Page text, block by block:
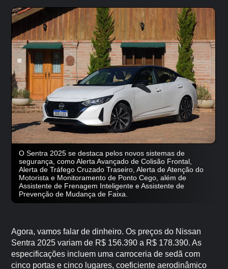
O Sentra 2025 se destaca pelos novos sistemas de
segurança, como Alerta Avançado de Colisão Frontal,
Alerta de Tráfego Cruzado Traseiro, Alerta de Atenção do
Motorista e Monitoramento de Ponto Cego, além de
Assistente de Frenagem Inteligente e Assistente de
Prevenção de Mudança de Faixa.
Agora, vamos falar de dinheiro. Os preços do Nissan
Sentra 2025 variam de R$ 156.390 a R$ 178.390. As
especificações incluem uma carroceria de sedã com
cinco portas e cinco lugares, coeficiente aerodinâmico